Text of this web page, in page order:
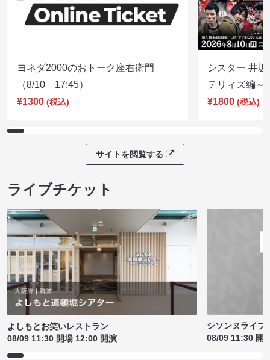
ヨネダ2000のおトーク座右衛門
（8/10 17:45）
¥1300 (税込)
シスター 井
テリィズ編
¥1800 (税込)
サイトを閲覧する
ライブチケット
よしもとお笑いレストラン
08/09 11:30 開場 12:00 開演
シソンヌライ
08/09 11:30 開